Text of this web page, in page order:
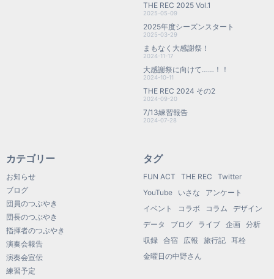
THE REC 2025 Vol.1
2025-05-09
2025年度シーズンスタート
2025-03-29
まもなく大感謝祭！
2024-11-17
大感謝祭に向けて……！！
2024-10-11
THE REC 2024 その2
2024-09-20
7/13練習報告
2024-07-28
カテゴリー
お知らせ
ブログ
団員のつぶやき
団長のつぶやき
指揮者のつぶやき
演奏会報告
演奏会宣伝
練習予定
タグ
FUN ACT THE REC
Twitter
YouTube
いさな
アンケート
イベント
コラボ コラム
デザイン
データ
ブログ ライブ 企画
分析
収録
合宿 広報 旅行記
耳栓
金曜日の中野さん